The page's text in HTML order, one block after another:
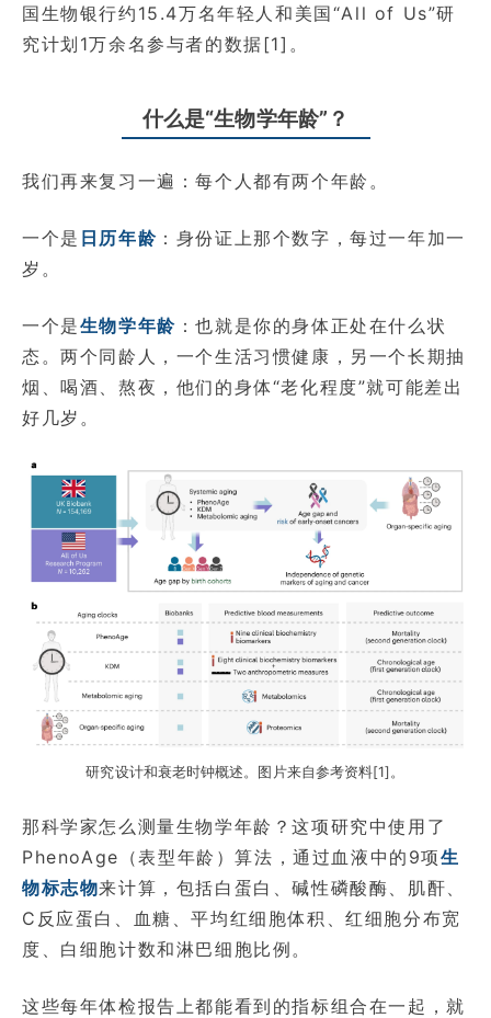
国生物银行约15.4万名年轻人和美国“All of Us”研
究计划1万余名参与者的数据[1]。
什么是“生物学年龄”？
我们再来复习一遍：每个人都有两个年龄。
一个是 日历年龄 ：身份证上那个数字，每过一年加一
岁。
一个是生物学年龄 ：也就是你的身体正处在什么状
态。两个同龄人，一个生活习惯健康，另一个长期抽
烟、喝酒、熬夜，他们的身体“老化程度”就可能差出
好几岁。
研究设计和衰老时钟概述。图片来自参考资料[1]。
那科学家怎么测量生物学年龄？这项研究中使用了
PhenoAge（表型年龄）算法，通过血液中的9项生
物标志物来计算，包括白蛋白、碱性磷酸酶、肌酐、
C反应蛋白、血糖、平均红细胞体积、红细胞分布宽
度、白细胞计数和淋巴细胞比例。
这些每年体检报告上都能看到的指标组合在一起，就